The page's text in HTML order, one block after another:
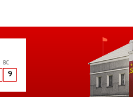
ВС
9